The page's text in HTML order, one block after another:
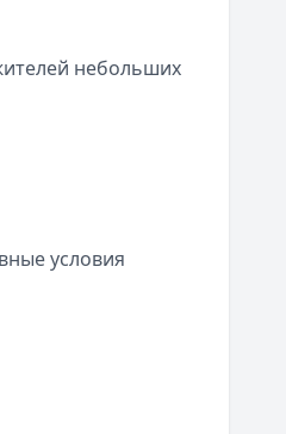
небольших
условия